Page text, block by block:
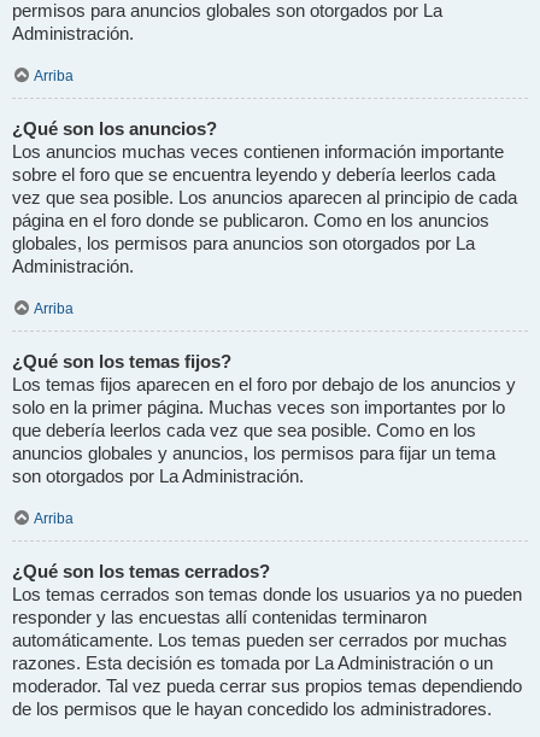
permisos para anuncios globales son otorgados por La
Administración.
Arriba
¿Qué son los anuncios?
Los anuncios muchas veces contienen información importante
sobre el foro que se encuentra leyendo y debería leerlos cada
vez que sea posible. Los anuncios aparecen al principio de cada
página en el foro donde se publicaron. Como en los anuncios
globales, los permisos para anuncios son otorgados por La
Administración.
Arriba
¿Qué son los temas fijos?
Los temas fijos aparecen en el foro por debajo de los anuncios y
solo en la primer página. Muchas veces son importantes por lo
que debería leerlos cada vez que sea posible. Como en los
anuncios globales y anuncios, los permisos para fijar un tema
son otorgados por La Administración.
Arriba
¿Qué son los temas cerrados?
Los temas cerrados son temas donde los usuarios ya no pueden
responder y las encuestas allí contenidas terminaron
automáticamente. Los temas pueden ser cerrados por muchas
razones. Esta decisión es tomada por La Administración o un
moderador. Tal vez pueda cerrar sus propios temas dependiendo
de los permisos que le hayan concedido los administradores.